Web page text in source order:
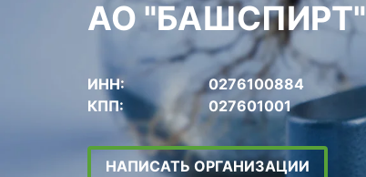
АО "БАШСПИРТ"
ИНН:
0276100884
КПП:
027601001
НАПИСАТЬ ОРГАНИЗАЦИИ